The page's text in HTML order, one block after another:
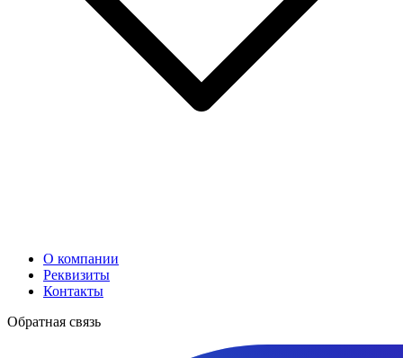
О компании
Реквизиты
Контакты
Обратная связь